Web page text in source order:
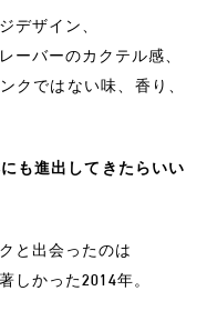
デザイン、
ーバーのカクテル感、
クではない味、香り、
にも進出してきたらいい
と出会ったのは
しかった2014年。